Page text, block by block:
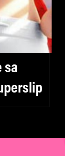
sa